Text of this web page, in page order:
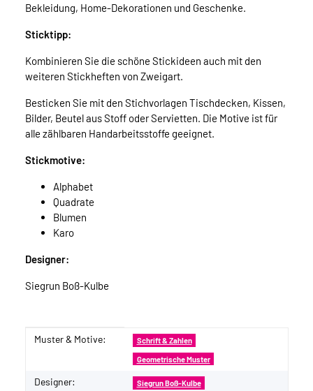
Bekleidung, Home-Dekorationen und Geschenke.
Sticktipp:
Kombinieren Sie die schöne Stickideen auch mit den
weiteren Stickheften von Zweigart.
Besticken Sie mit den Stichvorlagen Tischdecken, Kissen,
Bilder, Beutel aus Stoff oder Servietten. Die Motive ist für
alle zählbaren Handarbeitsstoffe geeignet.
Stickmotive:
Alphabet
Quadrate
Blumen
Karo
Designer:
Siegrun Boß-Kulbe
Produkteigenschaft
Wert
Muster & Motive: Schrift & Zahlen
Geometrische Muster
Designer: Siegrun Boß-Kulbe